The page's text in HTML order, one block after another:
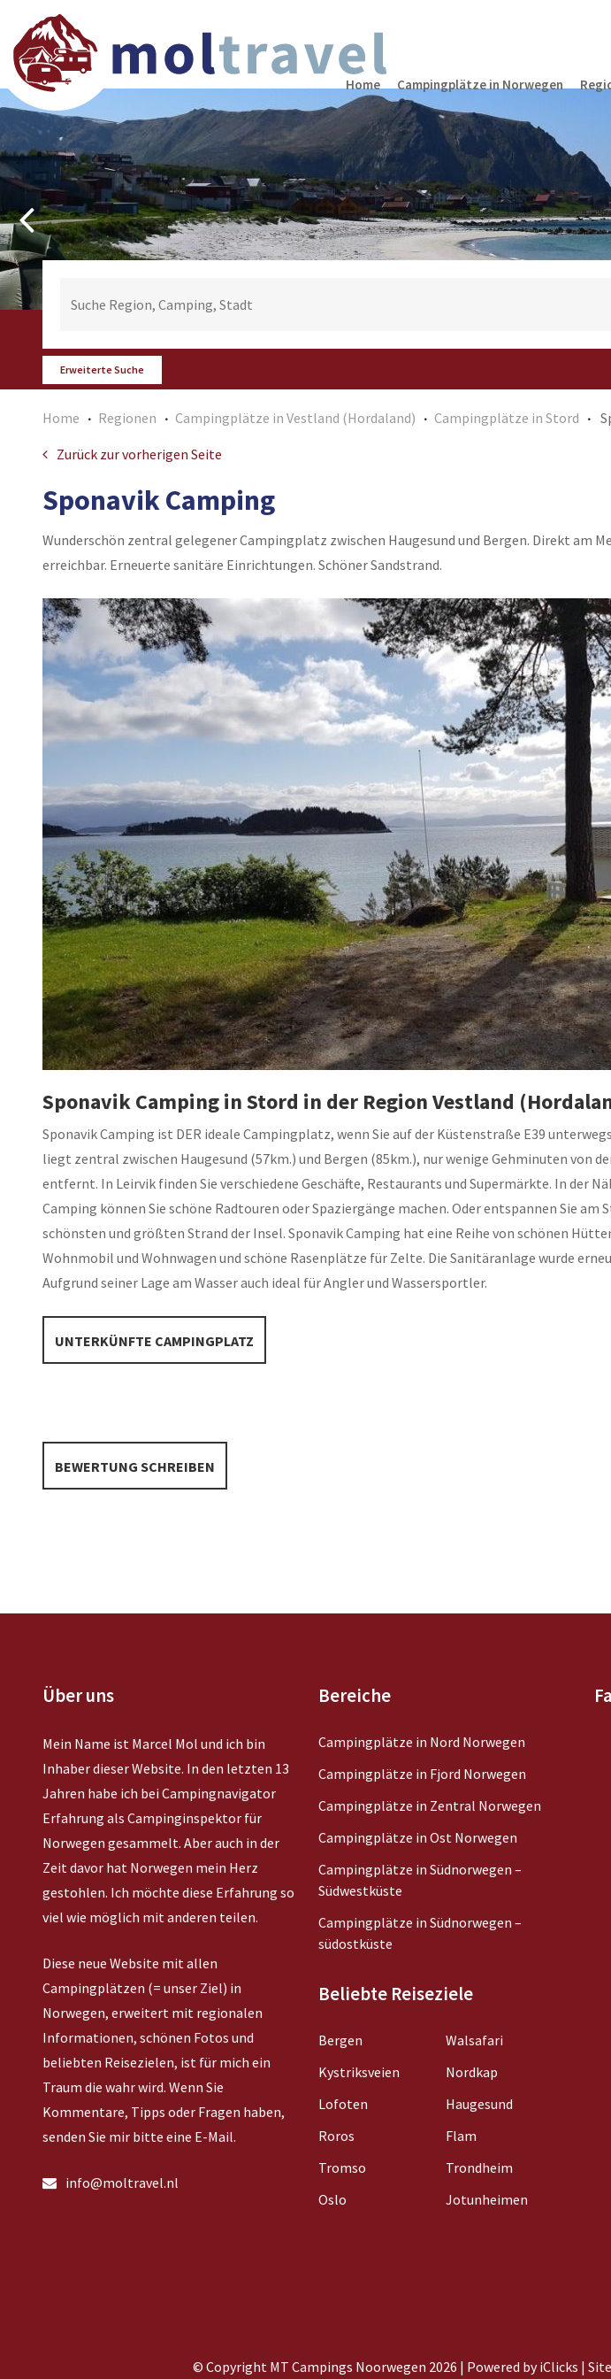
Home Campingplätze in Norwegen
Erweiterte Suche
Home Regionen Campingplätze in Vestland (Hordaland) Campingplätze in Stord
Zurück zur vorherigen Seite
Sponavik Camping
Wunderschön zentral gelegener Campingplatz zwischen Haugesund und Bergen. Direkt am
erreichbar. Erneuerte sanitäre Einrichtungen. Schöner Sandstrand.
Sponavik Camping in Stord in der Region Vestland
Sponavik Camping ist DER ideale Campingplatz, wenn Sie auf der Küstenstraße E39
liegt zentral zwischen Haugesund (57km.) und Bergen (85km.), nur wenige Gehminuten von
entfernt. In Leirvik finden Sie verschiedene Geschäfte, Restaurants und Supermärkte. In der
Camping können Sie schöne Radtouren oder Spaziergänge machen. Oder entspannen Sie am
schönsten und größten Strand der Insel. Sponavik Camping hat eine Reihe von schönen
Wohnmobil und Wohnwagen und schöne Rasenplätze für Zelte. Die Sanitäranlage wurde
Aufgrund seiner Lage am Wasser auch ideal für Angler und Wassersportler.
UNTERKÜNFTE CAMPINGPLATZ
BEWERTUNG SCHREIBEN
Über uns
Mein Name ist Marcel Mol und ich bin
Inhaber dieser Website. In den letzten 13
Jahren habe ich bei Campingnavigator
Erfahrung als Campinginspektor für
Norwegen gesammelt. Aber auch in der
Zeit davor hat Norwegen mein Herz
gestohlen. Ich möchte diese Erfahrung so
viel wie möglich mit anderen teilen.
Diese neue Website mit allen
Campingplätzen (= unser Ziel) in
Norwegen, erweitert mit regionalen
Informationen, schönen Fotos und
beliebten Reisezielen, ist für mich ein
Traum die wahr wird. Wenn Sie
Kommentare, Tipps oder Fragen haben,
senden Sie mir bitte eine E-Mail.
info@moltravel.nl
Bereiche
Campingplätze in Nord Norwegen
Campingplätze in Fjord Norwegen
Campingplätze in Zentral Norwegen
Campingplätze in Ost Norwegen
Campingplätze in Südnorwegen –
Südwestküste
Campingplätze in Südnorwegen –
südostküste
Beliebte Reiseziele
Bergen
Kystriksveien
Lofoten
Roros
Tromso
Oslo
Walsafari
Nordkap
Haugesund
Flam
Trondheim
Jotunheimen
© Copyright MT Campings Noorwegen 2026 | Powered by iClicks |